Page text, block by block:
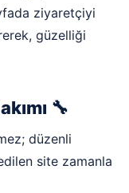
ziyaretçiyi
güzelliği
🔧
düzenli
site zamanla